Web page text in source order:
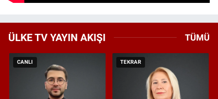
ÜLKE TV YAYIN AKIŞI TÜMÜ
CANLI TEKRAR